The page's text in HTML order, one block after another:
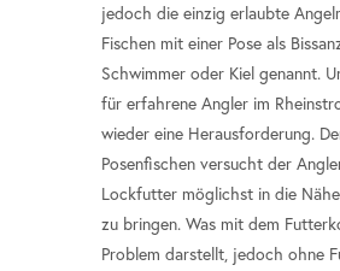
jedoch die einzig erlaubte
Fischen mit einer Pose als
Schwimmer oder Kiel genannt.
für erfahrene Angler im
wieder eine Herausforderung.
Posenfischen versucht der
Lockfutter möglichst in die
zu bringen. Was mit dem
Problem darstellt, jedoch ohne